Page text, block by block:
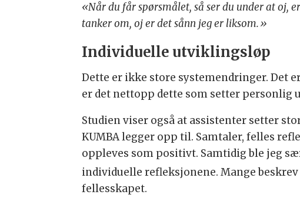
«Når du får spørsmålet, så ser du under at oj,
tanker om, oj er det sånn jeg er liksom.»
Individuelle utviklingsløp
Dette er ikke store systemendringer. Det
er det nettopp dette som setter personlig
Studien viser også at assistenter setter
KUMBA legger opp til. Samtaler, felles
oppleves som positivt. Samtidig ble jeg
individuelle refleksjonene. Mange
fellesskapet.